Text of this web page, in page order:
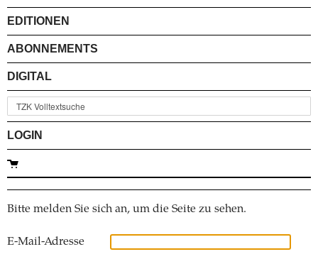
EDITIONEN
ABONNEMENTS
DIGITAL
LOGIN
Bitte melden Sie sich an, um die Seite zu sehen.
E-Mail-Adresse